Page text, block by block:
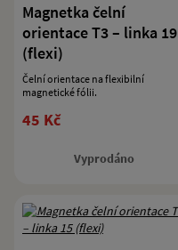
Magnetka čelní
orientace T3 – linka 19
(flexi)
Čelní orientace na flexibilní
magnetické fólii.
45 Kč
Vyprodáno